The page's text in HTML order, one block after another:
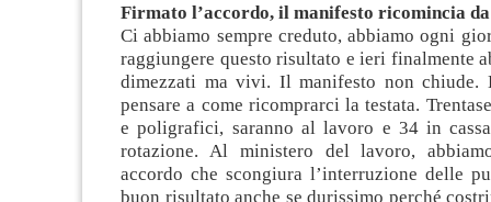
Firmato l’accordo, il manifesto ricomincia
Ci abbiamo sempre creduto, abbiamo ogni
raggiungere questo risultato e ieri finalmente
dimezzati ma vivi. Il manifesto non chiude.
pensare a come ricomprarci la testata.
epoligrafici, saranno al lavoro e 34 in
rotazione. Al ministero del lavoro,
accordo che scongiura l’interruzione delle
buon risultato anche se durissimo perché